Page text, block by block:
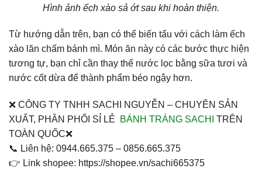
Hình ảnh ếch xào sả ớt sau khi hoàn thiện.
Từ hướng dẫn trên, bạn có thể biến tấu với cách làm ếch
xào lăn chấm bánh mì. Món ăn này có các bước thực hiện
tương tự, bạn chỉ cần thay thế nước lọc bằng sữa tươi và
nước cốt dừa để thành phẩm béo ngậy hơn.
❌ CÔNG TY TNHH SACHI NGUYỄN – CHUYÊN SẢN
XUẤT, PHÂN PHỐI SỈ LẺ
BÁNH TRÁNG SACHI
TRÊN
TOÀN QUỐC❌
📞 Liên hệ: 0944.665.375 – 0856.665.375
👉 Link shopee: https://shopee.vn/sachi665375